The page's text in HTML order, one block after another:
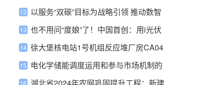
发电产业规划用地（海）管理有关工作
的通知
以服务“双碳”目标为战略引领 推动数智
化坚强电网建设
也不用问“度娘”了！中国首创：用i光伏
掌上精灵 查中国光伏大数据
徐大堡核电站1号机组反应堆厂房CA04
模块顺利吊装就位
电化学储能调度运用和参与市场机制的